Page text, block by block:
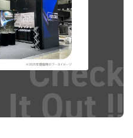
Check
It Out !!